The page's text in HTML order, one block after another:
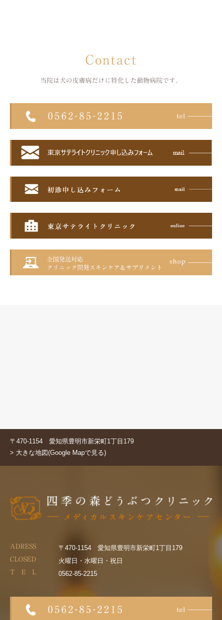
Contact
当院は犬の皮膚病だけに特化した 動物病院です。
〒470-1154 愛知県豊明市新栄町1丁目179
> 大きな地図(Google Mapで見る)
ADRESS 〒470-1154 愛知県豊明市新栄町1丁目179
CLOSED 火曜日・水曜日・祝日
T E L 0562-85-2215